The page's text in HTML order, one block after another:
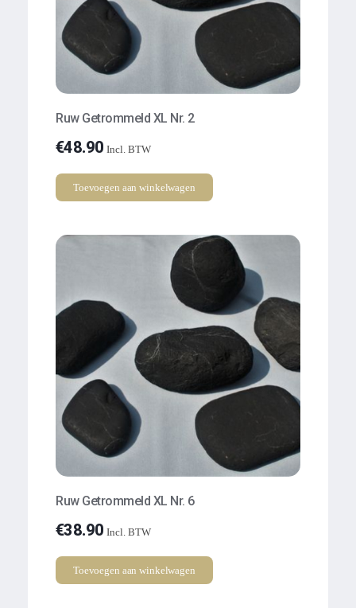
Ruw Getrommeld XL Nr. 2
€48.90 Incl. BTW
Toevoegen aan winkelwagen
Ruw Getrommeld XL Nr. 6
€38.90 Incl. BTW
Toevoegen aan winkelwagen